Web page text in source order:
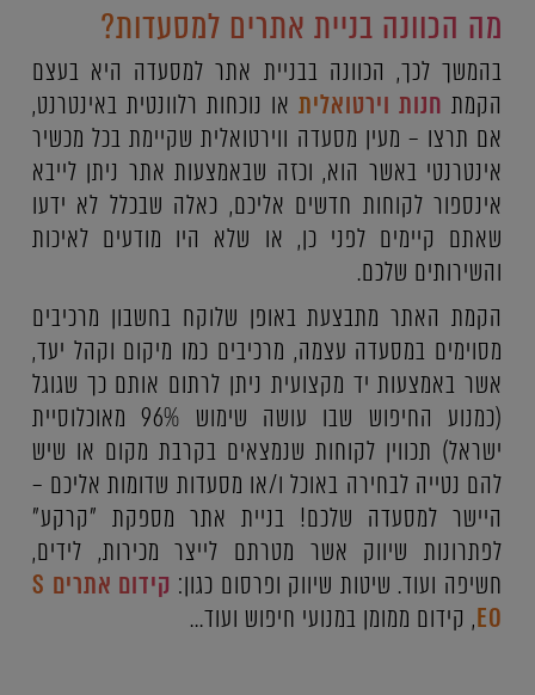
מה הכוונה בניית אתרים למסעדות?
בהמשך לכך, הכוונה בבניית אתר למסעדה היא בעצם
הקמת חנות וירטואליתאו נוכחות רלוונטית באינטרנט,
אם תרצו – מעין מסעדה ווירטואלית שקיימת בכל מכשיר
אינטרנטי באשר הוא, וכזה שבאמצעות אתר ניתן לייבא
אינספור לקוחות חדשים אליכם, כאלה שבכלל לא ידעו
שאתם קיימים לפני כן, או שלא היו מודעים לאיכות
והשירותים שלכם.
הקמת האתר מתבצעת באופן שלוקח בחשבון מרכיבים
מסוימים במסעדה עצמה, מרכיבים כמו מיקום וקהל יעד,
אשר באמצעות יד מקצועית ניתן לרתום אותם כך שגוגל
(כמנוע החיפוש שבו עושה שימוש 96% מאוכלוסיית
ישראל) תכווין לקוחות שנמצאים בקרבת מקום או שיש
להם נטייה לבחירה באוכל ו/או מסעדות שדומות אליכם –
היישר למסעדה שלכם! בניית אתר מספקת "קרקע"
לפתרונות שיווק אשר מטרתם לייצר מכירות, לידים,
חשיפה ועוד. שיטות שיווק ופרסום כגון:
קידום אתרים S
EO, קידום ממומן במנועי חיפוש ועוד...